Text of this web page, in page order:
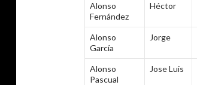
Alonso
Fernández
Héctor
Alonso
García
Jorge
Alonso
Pascual
Jose Luis